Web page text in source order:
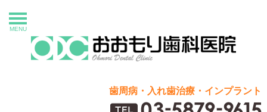
MENU
歯周病・入れ歯治療・インプラント